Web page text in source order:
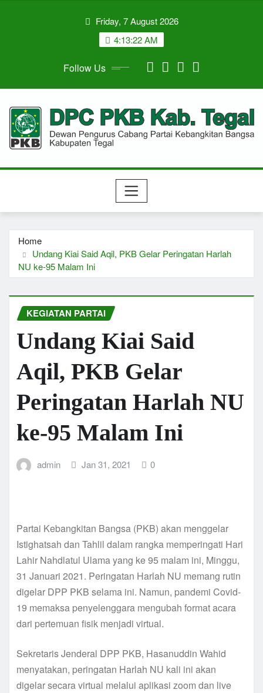
Friday, 7 August 2026
4:13:22 AM
Follow Us
Home
Undang Kiai Said Aqil, PKB Gelar Peringatan Harlah
NU ke-95 Malam Ini
KEGIATAN PARTAI
Undang Kiai Said
Aqil, PKB Gelar
Peringatan Harlah NU
ke-95 Malam Ini
admin Jan 31, 2021 0
Partai Kebangkitan Bangsa (PKB) akan menggelar
Istighatsah dan Tahlil dalam rangka memperingati Hari
Lahir Nahdlatul Ulama yang ke 95 malam ini, Minggu,
31 Januari 2021. Peringatan Harlah NU memang rutin
digelar DPP PKB selama ini. Namun, pandemi Covid-
19 memaksa penyelenggara mengubah format acara
dari pertemuan fisik menjadi virtual.
Sekretaris Jenderal DPP PKB, Hasanuddin Wahid
menyatakan, peringatan Harlah NU kali ini akan
digelar secara virtual melalui aplikasi zoom dan live